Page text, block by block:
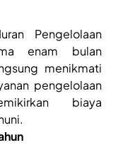
Pengelolaan
enam bulan
menikmati
pengelolaan
biaya